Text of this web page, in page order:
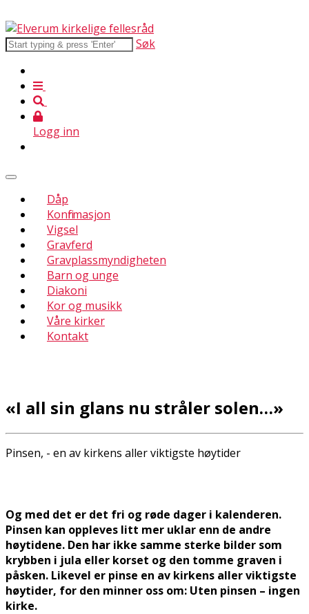
Søk
Logg inn
Dåp
Konfirmasjon
Vigsel
Gravferd
Gravplassmyndigheten
Barn og unge
Diakoni
Kor og musikk
Våre kirker
Kontakt
«I all sin glans nu stråler solen…»
Pinsen, - en av kirkens aller viktigste høytider
Og med det er det fri og røde dager i kalenderen.
Pinsen kan oppleves litt mer uklar enn de andre
høytidene. Den har ikke samme sterke bilder som
krybben i jula eller korset og den tomme graven i
påsken. Likevel er pinse en av kirkens aller viktigste
høytider, for den minner oss om: Uten pinsen – ingen
kirke.